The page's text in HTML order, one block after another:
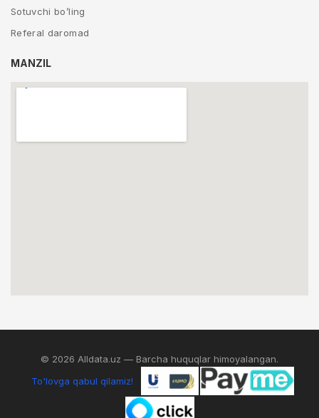
Sotuvchi bo’ling
Referal daromad
MANZIL
© 2026 Alldata.uz — Barcha huquqlar himoyalangan.
To'lovga qabul qilamiz!